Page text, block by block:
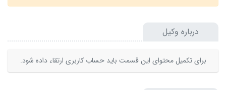
درباره وکیل
برای تکمیل محتوای این قسمت باید حساب کاربری ارتقاء داده شود.